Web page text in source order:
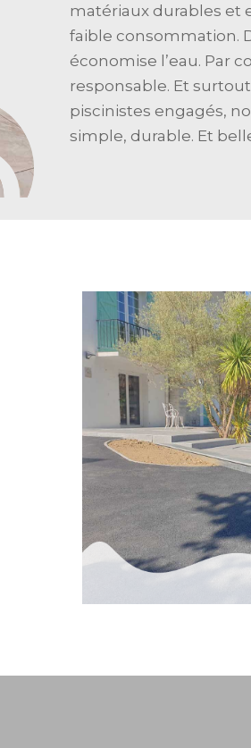
matériaux durables et
faible consommation.
économise l’eau. Par
responsable. Et
piscinistes engagés,
simple, durable. Et